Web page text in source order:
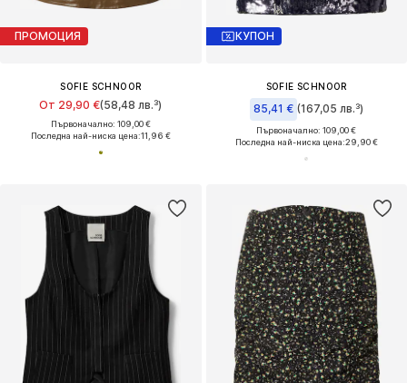
ПРОМОЦИЯ
SOFIE SCHNOOR
От 29,90 €(58,48 лв.³)
Първоначално: 109,00 €
Последна най-ниска цена:11,96 €
КУПОН
SOFIE SCHNOOR
85,41 € (167,05 лв.³)
Първоначално: 109,00 €
Последна най-ниска цена:29,90 €